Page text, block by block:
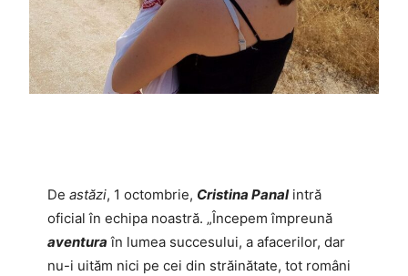
De astăzi, 1 octombrie, Cristina Panalintră
oficial în echipa noastră. „Începem împreună
aventura în lumea succesului, a afacerilor, dar
nu-i uităm nici pe cei din străinătate, tot români